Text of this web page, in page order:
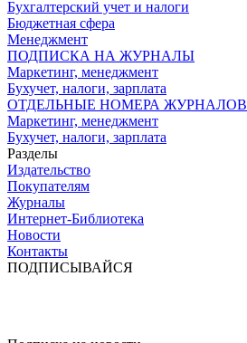
Бухгалтерский учет и налоги
Бюджетная сфера
Менеджмент
ПОДПИСКА НА ЖУРНАЛЫ
Маркетинг, менеджмент
Бухучет, налоги, зарплата
ОТДЕЛЬНЫЕ НОМЕРА ЖУРНАЛОВ
Маркетинг, менеджмент
Бухучет, налоги, зарплата
Разделы
Издательство
Покупателям
Журналы
Интернет-Библиотека
Новости
Контакты
ПОДПИСЫВАЙСЯ